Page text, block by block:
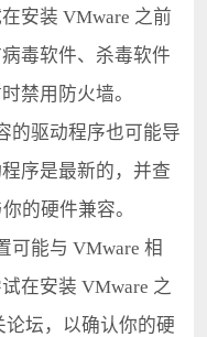
安装 VMware 之前
毒软件、杀毒软件
禁用防火墙。
驱动程序也可能导
序是最新的，并查
的硬件兼容。
能与 VMware 相
在安装 VMware 之
论坛，以确认你的硬